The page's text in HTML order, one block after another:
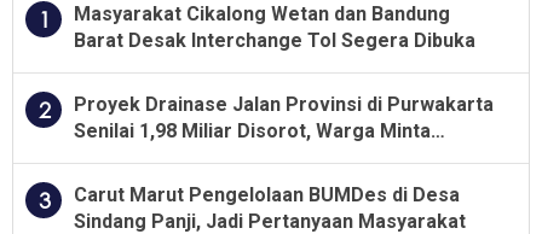
1
Masyarakat Cikalong Wetan dan Bandung
Barat Desak Interchange Tol Segera Dibuka
2
Proyek Drainase Jalan Provinsi di Purwakarta
Senilai 1,98 Miliar Disorot, Warga Minta
3
Carut Marut Pengelolaan BUMDes di Desa
Sindang Panji, Jadi Pertanyaan Masyarakat